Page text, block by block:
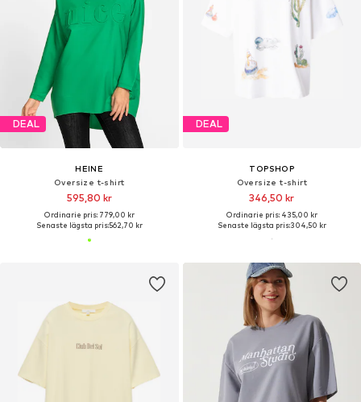
DEAL
HEINE
Oversize t-shirt
595,80 kr
Ordinarie pris: 779,00 kr
Senaste lägsta pris:562,70 kr
DEAL
TOPSHOP
Oversize t-shirt
346,50 kr
Ordinarie pris: 435,00 kr
Senaste lägsta pris:304,50 kr